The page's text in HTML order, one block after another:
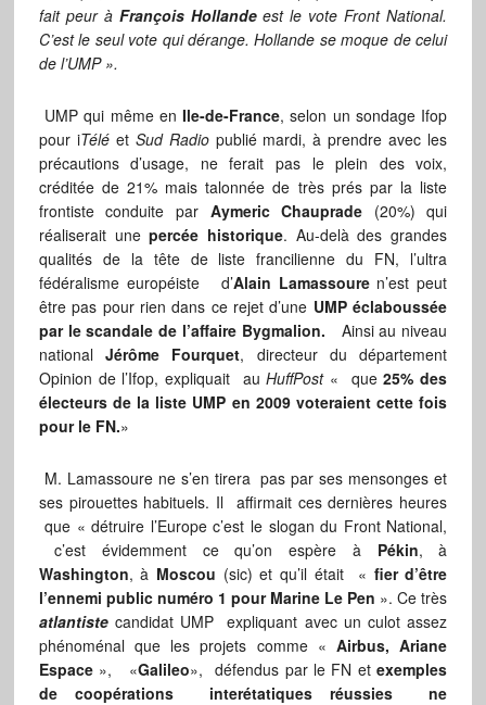
fait peur à François Hollandeest le vote Front National.
C’est le seul vote qui dérange. Hollande se moque de celui
de l’UMP ».
UMP qui même enIle-de-France, selon un sondage Ifop
pour iTéléet Sud Radiopublié mardi, à prendre avec les
précautions d’usage, ne ferait pas le plein des voix,
créditée de 21% mais talonnée de très prés par la liste
frontiste conduite par Aymeric Chauprade (20%) qui
réaliserait unepercée historique. Au-delà des grandes
qualités de la tête de liste francilienne du FN, l’ultra
fédéralisme européiste d’Alain Lamassouren’est peut
être pas pour rien dans ce rejet d’une UMP éclaboussée
par le scandale de l’affaire Bygmalion. Ainsi au niveau
nationalJérôme Fourquet, directeur du département
Opinion de l’Ifop, expliquait auHuffPost« que25% des
électeurs de la liste UMP en 2009 voteraient cette fois
pour le FN.»
M. Lamassoure ne s’en tirera pas par ses mensonges et
ses pirouettes habituels. Il affirmait ces dernières heures
que « détruire l’Europe c’est le slogan du Front National,
c’est évidemment ce qu’on espère à Pékin, à
Washington, à Moscou (sic) et qu’il était « fier d’être
l’ennemi public numéro 1 pour Marine Le Pen ». Ce très
atlantiste candidat UMP expliquant avec un culot assez
phénoménal que les projets comme « Airbus, Ariane
Espace », «Galileo», défendus par le FN etexemples
de coopérations interétatiques réussies ne